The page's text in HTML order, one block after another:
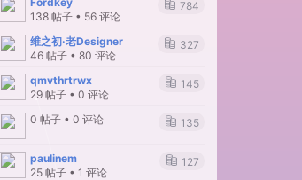
138 帖子 • 56 评论
784
维之初·老Designer
46 帖子 • 80 评论
327
qmvthrtrwx
29 帖子 • 0 评论
145
0 帖子 • 0 评论 135
paulinem
25 帖子 • 1 评论
127